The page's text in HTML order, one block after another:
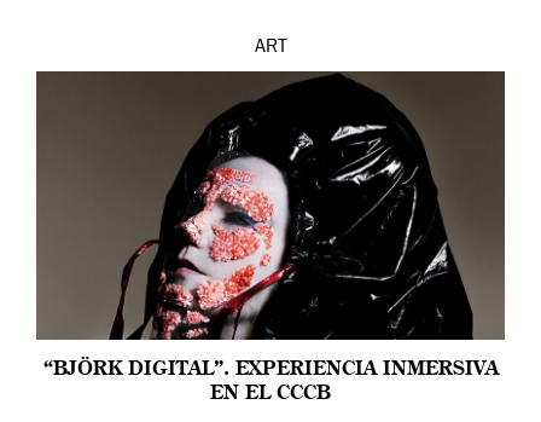
ART
“BJÖRK DIGITAL”. EXPERIENCIA INMERSIVA
EN EL CCCB